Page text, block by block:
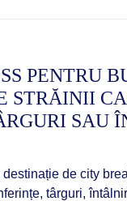
PENTRU
STRĂINII
SAU
de city
târguri,